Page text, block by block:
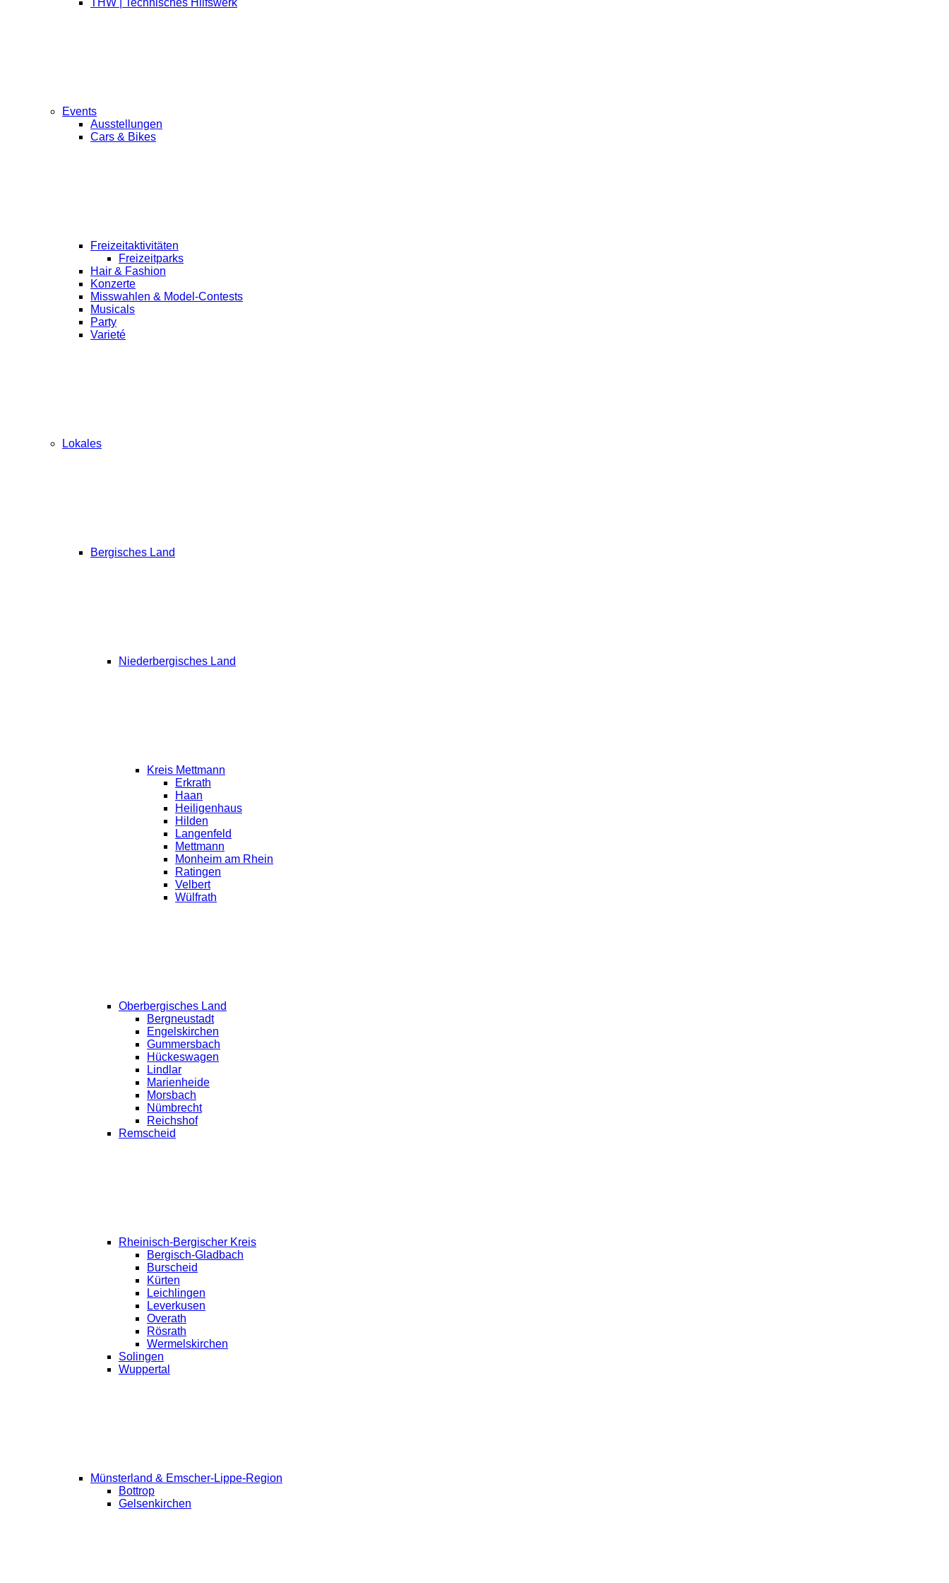
THW | Technisches Hilfswerk
Events
Ausstellungen
Cars & Bikes
Freizeitaktivitäten
Freizeitparks
Hair & Fashion
Konzerte
Misswahlen & Model-Contests
Musicals
Party
Varieté
Lokales
Bergisches Land
Niederbergisches Land
Kreis Mettmann
Erkrath
Haan
Heiligenhaus
Hilden
Langenfeld
Mettmann
Monheim am Rhein
Ratingen
Velbert
Wülfrath
Oberbergisches Land
Bergneustadt
Engelskirchen
Gummersbach
Hückeswagen
Lindlar
Marienheide
Morsbach
Nümbrecht
Reichshof
Remscheid
Rheinisch-Bergischer Kreis
Bergisch-Gladbach
Burscheid
Kürten
Leichlingen
Leverkusen
Overath
Rösrath
Wermelskirchen
Solingen
Wuppertal
Münsterland & Emscher-Lippe-Region
Bottrop
Gelsenkirchen